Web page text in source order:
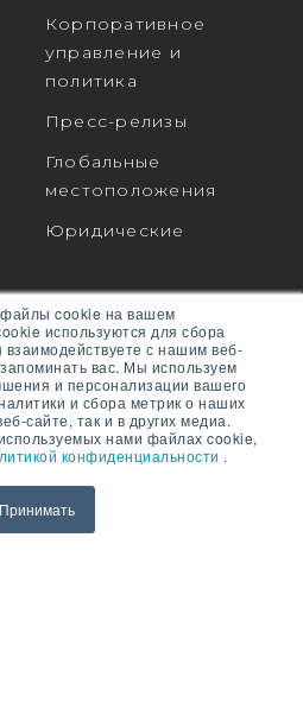
файлы cookie на вашем
используются для сбора
с нашим веб-
вас. Мы используем
и персонализации вашего
и сбора метрик о наших
сайте, так и в других медиа.
нами файлах cookie,
конфиденциальности .
Принимать
Корпоративное
управление и
политика
Пресс-релизы
Глобальные
местоположения
Юридические
ПОДДЕРЖИВАТЬ